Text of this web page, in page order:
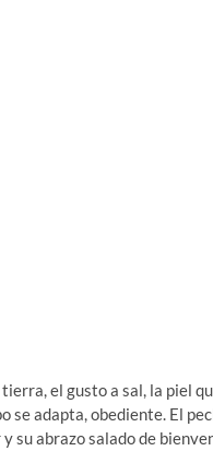
el gusto a sal, la piel
se adapta, obediente. El
su abrazo salado de